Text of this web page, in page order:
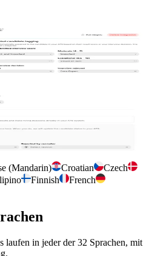
verwalten
Sie, wo Interviewergebnisse
Sie Kandidaten, damit Ihr Team sie
importieren, Kandidaten in einer
einladen und steuern, wie
werden.
(Mandarin) Croatian
Czech
Finnish
French
laufen in jeder der 32 Sprachen, mit